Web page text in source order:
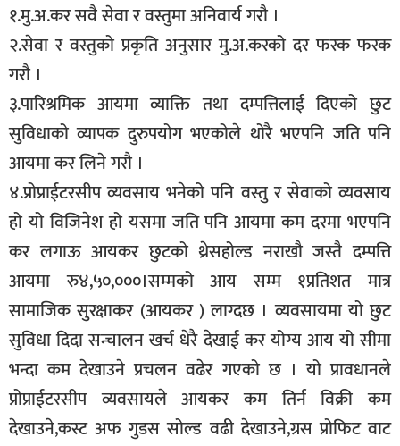
१.मु.अ.कर सवै सेवा र वस्तुमा अनिवार्य गरौ ।
२.सेवा र वस्तुको प्रकृति अनुसार मु.अ.करको दर फरक फरक
गरौ ।
३.पारिश्रमिक आयमा व्याक्ति तथा दम्पत्तिलाई दिएको छुट
सुविधाको व्यापक दुरुपयोग भएकोले थोरै भएपनि जति पनि
आयमा कर लिने गरौ ।
४.प्रोप्राईटरसीप व्यवसाय भनेको पनि वस्तु र सेवाको व्यवसाय
हो यो विजिनेश हो यसमा जति पनि आयमा कम दरमा भएपनि
कर लगाऊ आयकर छुटको थ्रेसहोल्ड नराखौ जस्तै दम्पत्ति
आयमा रु४,५०,०००।सम्मको आय सम्म १प्रतिशत मात्र
सामाजिक सुरक्षाकर (आयकर ) लाग्दछ । व्यवसायमा यो छुट
सुविधा दिदा सन्चालन खर्च धेरै देखाई कर योग्य आय यो सीमा
भन्दा कम देखाउने प्रचलन वढेर गएको छ । यो प्रावधानले
प्रोप्राईटरसीप व्यवसायले आयकर कम तिर्न विक्री कम
देखाउने,कस्ट अफ गुडस सोल्ड वढी देखाउने,ग्रस प्रोफिट वाट